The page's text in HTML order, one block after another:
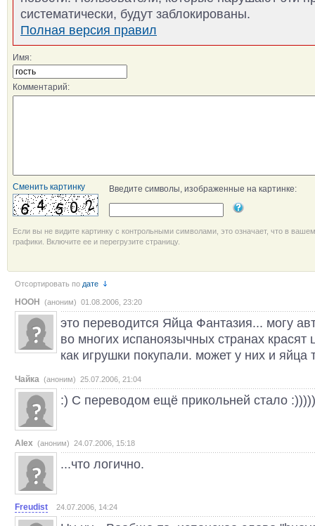
систематически, будут заблокированы.
Полная версия правил
Имя:
Комментарий:
Сменить картинку Введите символы, изображенные на картинке:
Если вы не видите картинку с контрольными символами, это означает, что в
графики. Включите ее и перегрузите страницу.
Отсортировать по дате
HOOH (аноним) 01.08.2006, 23:20
это переводится Яйца Фантазия... могу
во многих испаноязычных странах красят
как игрушки покупали. может у них и яйца
Чайка (аноним) 25.07.2006, 21:04
:) С переводом ещё прикольней стало
Alex (аноним) 24.07.2006, 15:18
...что логично.
Freudist 24.07.2006, 14:24